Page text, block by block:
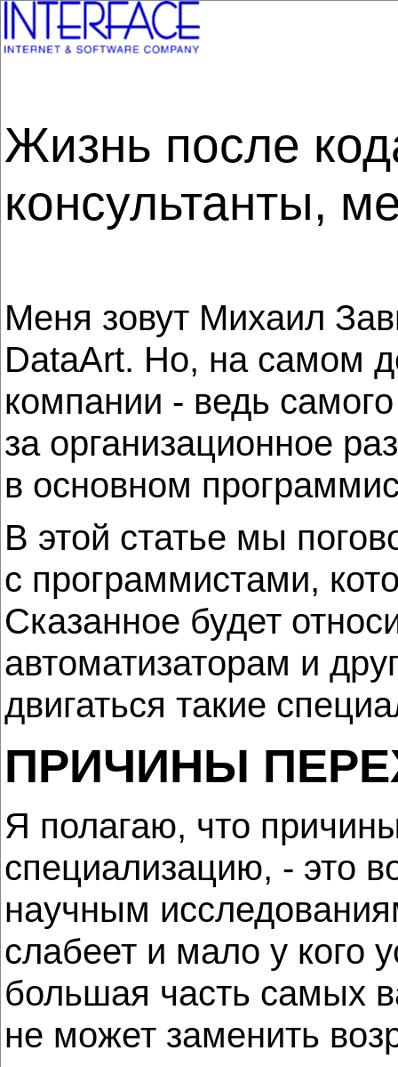
Жизнь после
консультанты,
Меня зовут Михаил
DataArt. Но, на самом
компании - ведь
за организационное
в основном
В этой статье мы
с программистами,
Сказанное будет
автоматизаторам и
двигаться такие
ПРИЧИНЫ
Я полагаю, что
специализацию, - это
научным
слабеет и мало у кого
большая часть самых
не может заменить